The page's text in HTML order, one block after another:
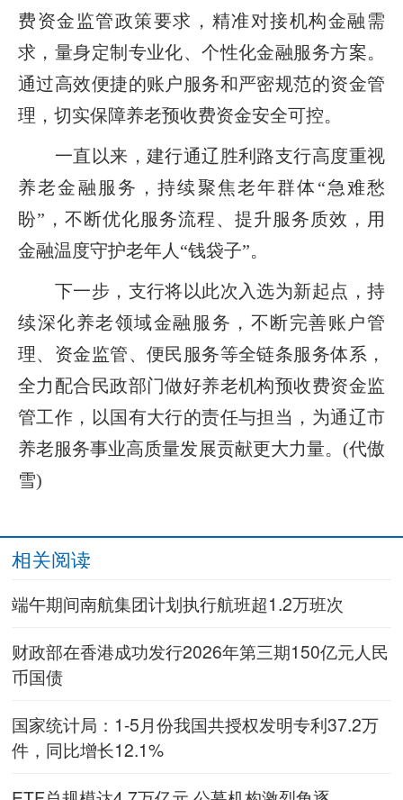
费资金监管政策要求，精准对接机构金融需
求，量身定制专业化、个性化金融服务方案。
通过高效便捷的账户服务和严密规范的资金管
理，切实保障养老预收费资金安全可控。
一直以来，建行通辽胜利路支行高度重视
养老金融服务，持续聚焦老年群体“急难愁
盼”，不断优化服务流程、提升服务质效，用
金融温度守护老年人“钱袋子”。
下一步，支行将以此次入选为新起点，持
续深化养老领域金融服务，不断完善账户管
理、资金监管、便民服务等全链条服务体系，
全力配合民政部门做好养老机构预收费资金监
管工作，以国有大行的责任与担当，为通辽市
养老服务事业高质量发展贡献更大力量。(代傲
雪)
相关阅读
端午期间南航集团计划执行航班超1.2万班次
财政部在香港成功发行2026年第三期150亿元人民
币国债
国家统计局：1-5月份我国共授权发明专利37.2万
件，同比增长12.1%